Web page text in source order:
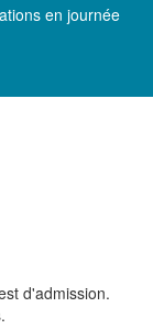
en journée
d'admission.